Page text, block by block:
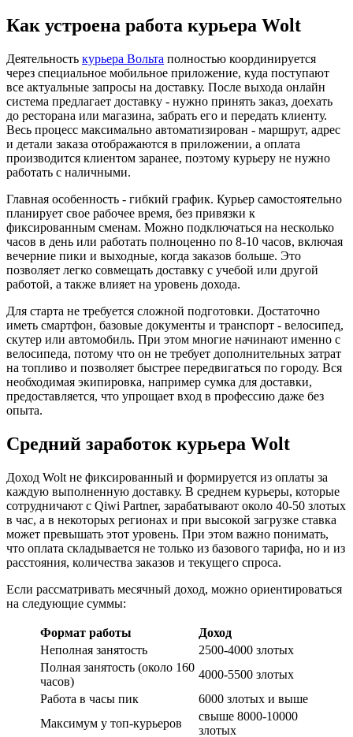
Как устроена работа курьера Wolt
Деятельность курьера Вольта полностью координируется
через специальное мобильное приложение, куда поступают
все актуальные запросы на доставку. После выхода онлайн
система предлагает доставку - нужно принять заказ, доехать
до ресторана или магазина, забрать его и передать клиенту.
Весь процесс максимально автоматизирован - маршрут, адрес
и детали заказа отображаются в приложении, а оплата
производится клиентом заранее, поэтому курьеру не нужно
работать с наличными.
Главная особенность - гибкий график. Курьер самостоятельно
планирует свое рабочее время, без привязки к
фиксированным сменам. Можно подключаться на несколько
часов в день или работать полноценно по 8-10 часов, включая
вечерние пики и выходные, когда заказов больше. Это
позволяет легко совмещать доставку с учебой или другой
работой, а также влияет на уровень дохода.
Для старта не требуется сложной подготовки. Достаточно
иметь смартфон, базовые документы и транспорт - велосипед,
скутер или автомобиль. При этом многие начинают именно с
велосипеда, потому что он не требует дополнительных затрат
на топливо и позволяет быстрее передвигаться по городу. Вся
необходимая экипировка, например сумка для доставки,
предоставляется, что упрощает вход в профессию даже без
опыта.
Средний заработок курьера Wolt
Доход Wolt не фиксированный и формируется из оплаты за
каждую выполненную доставку. В среднем курьеры, которые
сотрудничают с Qiwi Partner, зарабатывают около 40-50 злотых
в час, а в некоторых регионах и при высокой загрузке ставка
может превышать этот уровень. При этом важно понимать,
что оплата складывается не только из базового тарифа, но и из
расстояния, количества заказов и текущего спроса.
Если рассматривать месячный доход, можно ориентироваться
на следующие суммы:
Формат работы
Доход
Неполная занятость
2500-4000 злотых
Полная занятость (около 160
часов)
4000-5500 злотых
Работа в часы пик
6000 злотых и выше
Максимум у топ-курьеров
свыше 8000-10000
злотых